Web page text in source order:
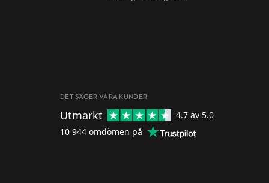
DET SÄGER VÅRA KUNDER
Utmärkt 4.7 av 5.0
10 944 omdömen på